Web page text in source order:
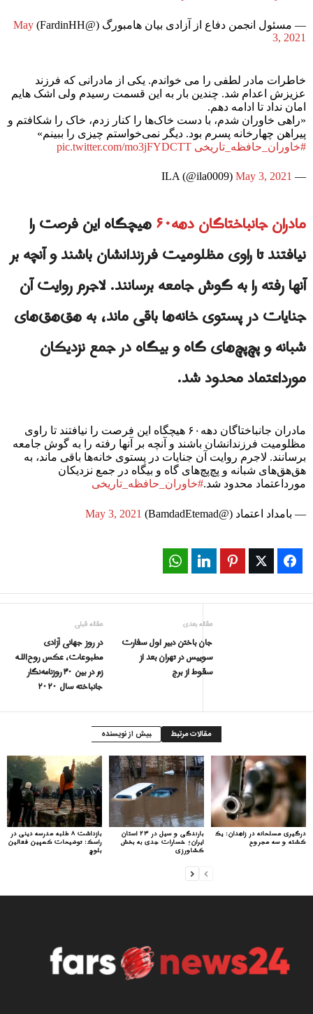
— مسئول انجمن دفاع از آزادی بیان هامبورگ (@FardinHH)
May
3, 2021
خاطرات مادر لطفی را می خواندم. یکی از مادرانی که فرزند
عزیزش اعدام شد. چندین بار به این قسمت رسیدم ولی اشک هایم
امان نداد تا ادامه دهم.
«راهی خاوران شدم، با دست خاک‌ها را کنار زدم، خاک را شکافتم و
پیراهن چهارخانه پسرم بود. دیگر نمی‌خواستم چیزی را ببینم»
#خاوران_حافظه_تاریخی pic.twitter.com/mo3jFYDCTT
— ILA (@ila0009)
May 3, 2021
مادران جانباختاگان دهه۶۰
هیچگاه این فرصت را
نیافتند تا راوی مظلومیت فرزندانشان باشند و آنچه بر
آنها رفته را به گوش جامعه برسانند. لاجرم روایت آن
جنایات در پستوی خانه‌ها باقی ماند، به هق‌هق‌های
شبانه و پچ‌پچ‌های گاه و بیگاه در جمع نزدیکان
مورداعتماد محدود شد.
مادران جانباختاگان دهه۶۰ هیچگاه این فرصت را نیافتند تا راوی
مظلومیت فرزندانشان باشند و آنچه بر آنها رفته را به گوش جامعه
برسانند. لاجرم روایت آن جنایات در پستوی خانه‌ها باقی ماند، به
هق‌هق‌های شبانه و پچ‌پچ‌های گاه و بیگاه در جمع نزدیکان
مورداعتماد محدود شد.#خاوران_حافظه_تاریخی
— بامداد اعتماد (@BamdadEtemad) May 3, 2021
Facebook
Twitter
Pinterest
LinkedIn
مقاله قبلی
در روز جهانی آزادی
مطبوعات، عکس روح‌اللـە
زم در بین ٣٠ روزنامەنگار
جانباخته سال ٢٠٢٠
مقاله بعدی
جان باختن دبیر اول سفارت
سوییس در تهران بعد از
سقوط از برج
مقالات مرتبط بیش از نویسنده
بازداشت ۸ طلبه مدرسه دینی در
راسک: توضیحات کمپین فعالین
بلوچ
بارندگی و سیل در ۲۳ استان
ایران؛ خسارات جدی به بخش
کشاورزی
درگیری مسلحانه در زاهدان: یک
کشته و سه مجروح